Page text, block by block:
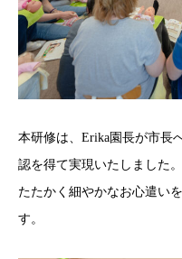
本研修は、Erika園長が市長
認を得て実現いたしました
たたかく細やかなお心遣い
す。